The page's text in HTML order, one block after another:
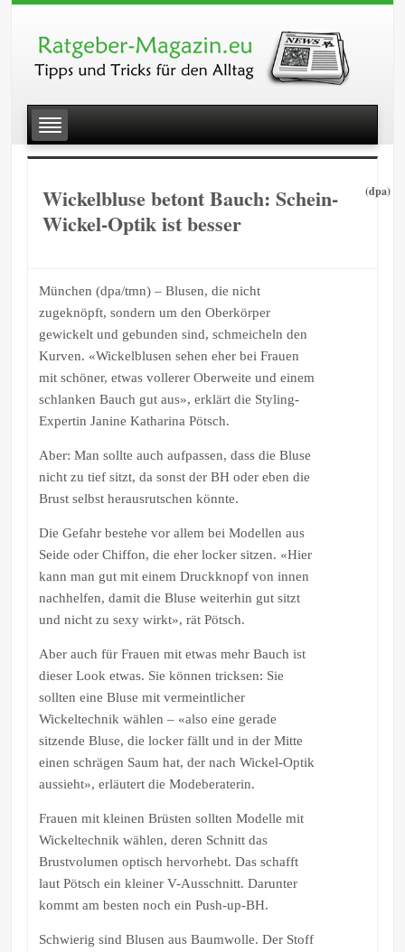
Wickelbluse betont Bauch: Schein-
Wickel-Optik ist besser
(dpa)
München (dpa/tmn) – Blusen, die nicht
zugeknöpft, sondern um den Oberkörper
gewickelt und gebunden sind, schmeicheln den
Kurven. «Wickelblusen sehen eher bei Frauen
mit schöner, etwas vollerer Oberweite und einem
schlanken Bauch gut aus», erklärt die Styling-
Expertin Janine Katharina Pötsch.
Aber: Man sollte auch aufpassen, dass die Bluse
nicht zu tief sitzt, da sonst der BH oder eben die
Brust selbst herausrutschen könnte.
Die Gefahr bestehe vor allem bei Modellen aus
Seide oder Chiffon, die eher locker sitzen. «Hier
kann man gut mit einem Druckknopf von innen
nachhelfen, damit die Bluse weiterhin gut sitzt
und nicht zu sexy wirkt», rät Pötsch.
Aber auch für Frauen mit etwas mehr Bauch ist
dieser Look etwas. Sie können tricksen: Sie
sollten eine Bluse mit vermeintlicher
Wickeltechnik wählen – «also eine gerade
sitzende Bluse, die locker fällt und in der Mitte
einen schrägen Saum hat, der nach Wickel-Optik
aussieht», erläutert die Modeberaterin.
Frauen mit kleinen Brüsten sollten Modelle mit
Wickeltechnik wählen, deren Schnitt das
Brustvolumen optisch hervorhebt. Das schafft
laut Pötsch ein kleiner V-Ausschnitt. Darunter
kommt am besten noch ein Push-up-BH.
Schwierig sind Blusen aus Baumwolle. Der Stoff